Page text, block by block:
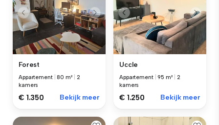
Forest
Appartement |80 m²
2
kamers
€ 1.350 Bekijk meer
Uccle
Appartement |95 m²
2
kamers
€ 1.250 Bekijk meer